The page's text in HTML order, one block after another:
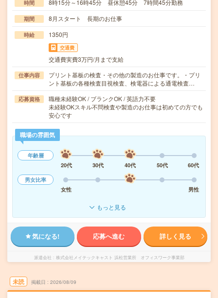
時間 8時15分～16時45分 昼休憩45分 7時間45分勤務
期間 8月スタート 長期のお仕事
時給 1350円
交通費
交通費実費3万円/月まで支給
仕事内容
プリント基板の検査・その他の製造のお仕事です。・プリ
ント基板の各種検査目視検査、検電器による通電検査…
応募資格
職種未経験OK / ブランクOK / 英語力不要
未経験OKスキル不問検査や製造のお仕事は初めての方でも
安心です
職場の雰囲気
年齢層
20代
30代 40代 50代
60代
男女比率
女性
男性
もっと見る
気になる! 応募へ進む 詳しく見る
派遣会社 株式会社メイテックキャスト 浜松営業所 オフィスワーク事業部
未読 掲載日 2026/08/09